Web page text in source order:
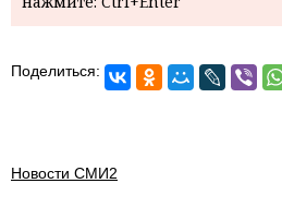
Поделиться:
Новости СМИ2